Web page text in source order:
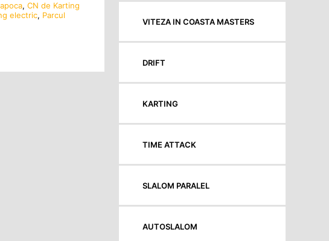
, CN de Karting
electric, Parcul
VITEZA IN COASTA MASTERS
DRIFT
KARTING
TIME ATTACK
SLALOM PARALEL
AUTOSLALOM